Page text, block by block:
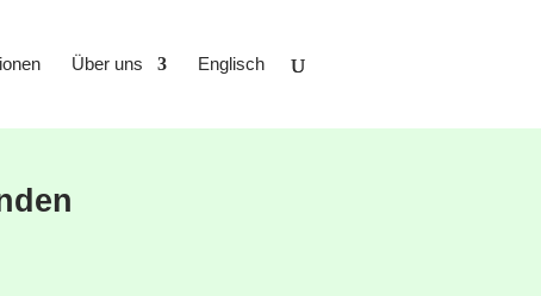
Über uns Englisch